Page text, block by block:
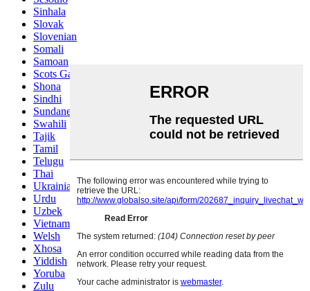
Sinhala
Slovak
Slovenian
Somali
Samoan
Scots Gaelic
Shona
Sindhi
Sundanese
Swahili
Tajik
Tamil
Telugu
Thai
Ukrainian
Urdu
Uzbek
Vietnamese
Welsh
Xhosa
Yiddish
Yoruba
Zulu